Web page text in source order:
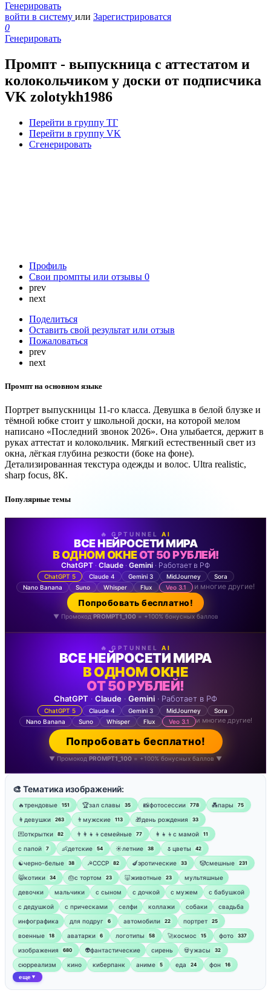
Генерировать
войти в систему или Зарегистрироватся
0
Генерировать
Промпт - выпускница с аттестатом и
колокольчиком у доски от подписчика
VK zolotykh1986
Перейти в группу ТГ
Перейти в группу VK
Сгенерировать
Профиль
Свои промпты или отзывы 0
prev
next
Поделиться
Оставить свой результат или отзыв
Пожаловаться
prev
next
Промпт на основном языке
Портрет выпускницы 11‑го класса. Девушка в белой блузке и
тёмной юбке стоит у школьной доски, на которой мелом
написано «Последний звонок 2026». Она улыбается, держит в
руках аттестат и колокольчик. Мягкий естественный свет из
окна, лёгкая глубина резкости (боке на фоне).
Детализированная текстура одежды и волос. Ultra realistic,
sharp focus, 8K.
Популярные темы
🔥 GPTUNNEL AI
ВСЕ НЕЙРОСЕТИ МИРА
В ОДНОМ ОКНЕОТ 50 РУБЛЕЙ!
ChatGPT · Claude · Gemini · Работает в РФ
ChatGPT 5 Claude 4 Gemini 3 MidJourney
Sora
Nano Banana
Suno Whisper Flux Veo 3.1 и многие другие!
Попробовать бесплатно!
▼ Промокод PROMPT1_100= +100% бонусных баллов
🔥 GPTUNNEL AI
ВСЕ НЕЙРОСЕТИ МИРА
В ОДНОМ ОКНЕ
ОТ 50 РУБЛЕЙ!
ChatGPT · Claude · Gemini · Работает в РФ
ChatGPT 5 Claude 4 Gemini 3 MidJourney
Sora
Nano Banana
Suno Whisper Flux Veo 3.1 и многие другие!
Попробовать бесплатно!
▼ Промокод PROMPT1_100 = +100% бонусных баллов ▼
🎨 Тематика изображений:
🔥трендовые 151 🏆зал славы 35 📸фотосессии 778 💑пары 75
👩девушки 263 👨мужские 113 🎁день рождения 33
💌открытки 82 👨‍👩‍👧‍👦семейные 77 👩‍👧‍👦с мамой 11
‍с папой 7 👶детские 54 ☀️летние 38 🌷цветы 42
☯︎черно-белые 38 ☭СССР 82 🍆эротические 33 🤡смешные 231
😸котики 34 🎂с тортом 23 🐷животные 23
мультяшные
девочки
мальчики с сыном с дочкой с мужем
с бабушкой
с дедушкой
с прическами селфи коллажи собаки
свадьба
инфографика
для подруг 6 автомобили 22 портрет 25
военные 18 аватарки 6 логотипы 58 🚀космос 15 фото 337
изображения 680 👽фантастические сирень 💀ужасы 32
сюрреализм кино киберпанк аниме 5 еда 24 фон 16
еще ▼